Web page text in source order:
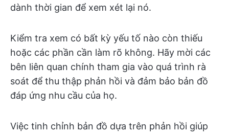
dành thời gian để xem xét lại nó.
Kiểm tra xem có bất kỳ yếu tố nào còn thiếu
hoặc các phần cần làm rõ không. Hãy mời các
bên liên quan chính tham gia vào quá trình rà
soát để thu thập phản hồi và đảm bảo bản đồ
đáp ứng nhu cầu của họ.
Việc tinh chỉnh bản đồ dựa trên phản hồi giúp